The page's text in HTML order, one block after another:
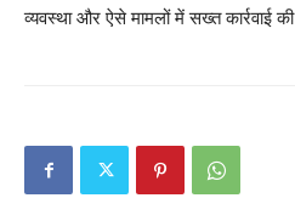
व्यवस्था और ऐसे मामलों में सख्त कार्रवाई